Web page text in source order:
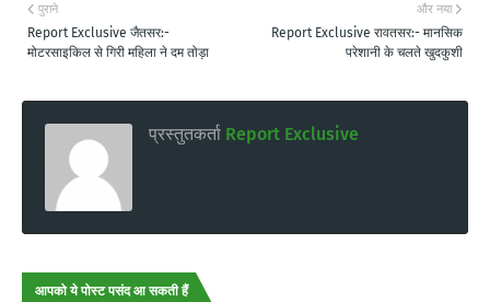
और नया
Report Exclusive रावतसर:- मानसिक
परेशानी के चलते खुदकुशी
पुराने
Report Exclusive जैतसर:-
मोटरसाइकिल से गिरी महिला ने दम तोड़ा
प्रस्तुतकर्ता Report Exclusive
आपको ये पोस्ट पसंद आ सकती हैं